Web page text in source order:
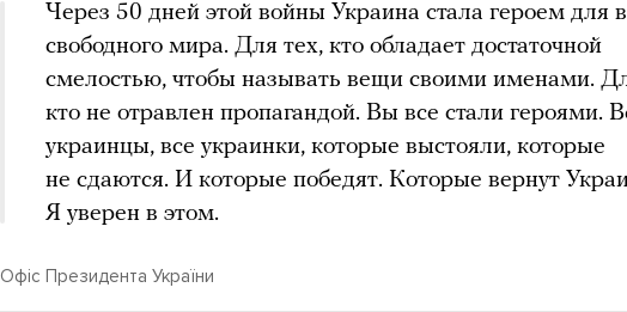
Через 50 дней этой войны Украина стала героем для
свободного мира. Для тех, кто обладает достаточной
смелостью, чтобы называть вещи своими именами.
кто не отравлен пропагандой. Вы все стали героями.
украинцы, все украинки, которые выстояли, которые
не сдаются. И которые победят. Которые вернут
Я уверен в этом.
Офіс Президента України